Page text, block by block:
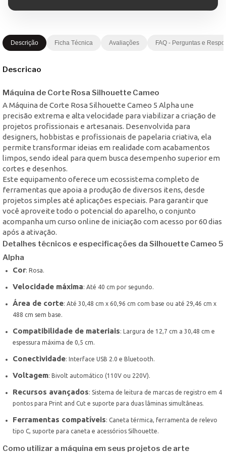
Descrição Ficha Técnica Avaliações FAQ - Perguntas e
Descricao
Máquina de Corte Rosa Silhouette Cameo
A Máquina de Corte Rosa Silhouette Cameo 5 Alpha une
precisão extrema e alta velocidade para viabilizar a criação de
projetos profissionais e artesanais. Desenvolvida para
designers, hobbistas e profissionais de papelaria criativa, ela
permite transformar ideias em realidade com acabamentos
limpos, sendo ideal para quem busca desempenho superior em
cortes e desenhos.
Este equipamento oferece um ecossistema completo de
ferramentas que apoia a produção de diversos itens, desde
projetos simples até aplicações especiais. Para garantir que
você aproveite todo o potencial do aparelho, o conjunto
acompanha um curso online de iniciação com acesso por 60 dias
após a ativação.
Detalhes técnicos e especificações da Silhouette Cameo 5
Alpha
Cor: Rosa.
Velocidade máxima: Até 40 cm por segundo.
Área de corte: Até 30,48 cm x 60,96 cm com base ou até 29,46 cm x
488 cm sem base.
Compatibilidade de materiais: Largura de 12,7 cm a 30,48 cm e
espessura máxima de 0,5 cm.
Conectividade: Interface USB 2.0 e Bluetooth.
Voltagem: Bivolt automático (110V ou 220V).
Recursos avançados: Sistema de leitura de marcas de registro em 4
pontos para Print and Cut e suporte para duas lâminas simultâneas.
Ferramentas compatíveis: Caneta térmica, ferramenta de relevo
tipo C, suporte para caneta e acessórios Silhouette.
Como utilizar a máquina em seus projetos de arte